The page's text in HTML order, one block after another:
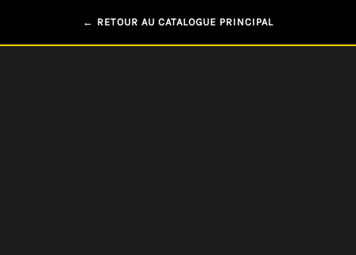
← RETOUR AU CATALOGUE PRINCIPAL